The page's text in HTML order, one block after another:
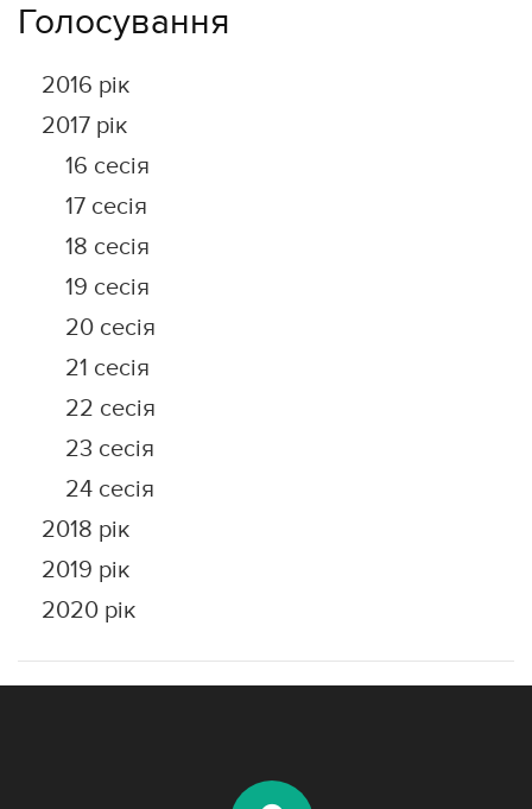
Голосування
2016 рік
2017 рік
16 сесія
17 сесія
18 сесія
19 сесія
20 сесія
21 сесія
22 сесія
23 сесія
24 сесія
2018 рік
2019 рік
2020 рік